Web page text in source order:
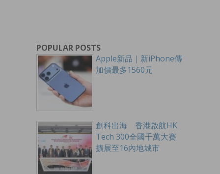
POPULAR POSTS
Apple新品｜新iPhone傳
加價最多1560元
創科出海 香港啟航HK
Tech 300全國千萬大賽
擴展至16內地城市